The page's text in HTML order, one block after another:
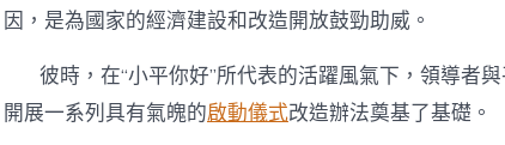
因，是為國家的經濟建設和改造開放鼓勁助威。
彼時，在“小平你好”所代表的活躍風氣下，領導者
開展一系列具有氣魄的啟動儀式改造辦法奠基了基礎。